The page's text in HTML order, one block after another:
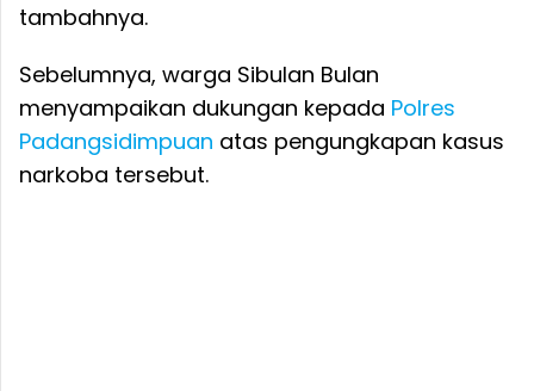
tambahnya.
Sebelumnya, warga Sibulan Bulan
menyampaikan dukungan kepada Polres
Padangsidimpuan atas pengungkapan kasus
narkoba tersebut.